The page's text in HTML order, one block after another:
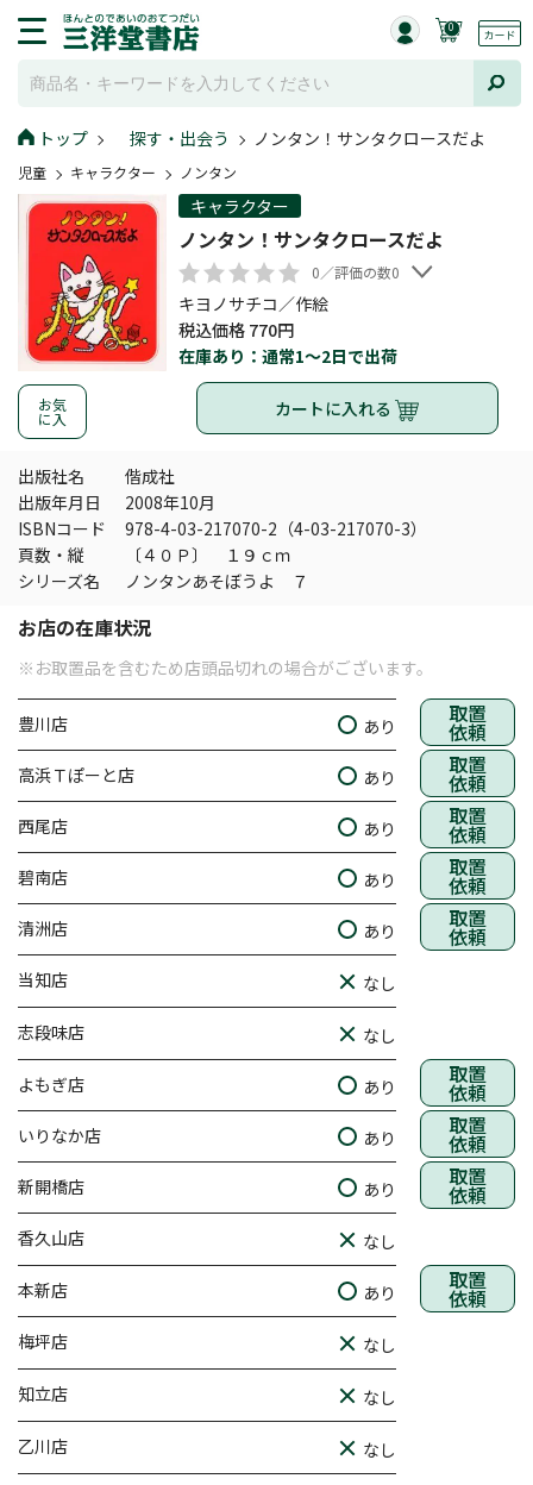
0
トップ 探す・出会う ノンタン！サンタクロースだよ
児童 キャラクター ノンタン
お気
に入
キャラクター
ノンタン！サンタクロースだよ
0／評価の数0
キヨノサチコ／作絵
税込価格 770円
在庫あり：通常1～2日で出荷
カートに入れる
出版社名
偕成社
出版年月日
2008年10月
ISBNコード
978-4-03-217070-2（4-03-217070-3）
頁数・縦
〔４０Ｐ〕 １９ｃｍ
シリーズ名
ノンタンあそぼうよ ７
お店の在庫状況
※お取置品を含むため店頭品切れの場合がございます。
豊川店 あり 取置
依頼
高浜Ｔぽーと店 あり 取置
依頼
西尾店 あり 取置
依頼
碧南店 あり 取置
依頼
清洲店 あり 取置
依頼
当知店 なし
志段味店 なし
よもぎ店 あり 取置
依頼
いりなか店 あり 取置
依頼
新開橋店 あり 取置
依頼
香久山店 なし
本新店 あり 取置
依頼
梅坪店 なし
知立店 なし
乙川店 なし